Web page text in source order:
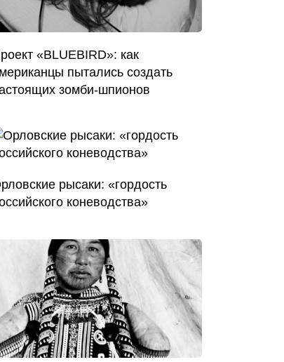
«BLUEBIRD»: как
пытались создать
зомби-шпионов
рысаки: «гордость
коневодства»